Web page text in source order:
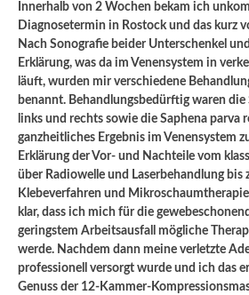
Innerhalb von 2 Wochen bekam ich
Diagnosetermin in Rostock und das kurz
Nach Sonografie beider Unterschenkel
Erklärung, was da im Venensystem in
läuft, wurden mir verschiedene
benannt. Behandlungsbedürftig waren die
links und rechts sowie die Saphena parva
ganzheitliches Ergebnis im Venensystem
Erklärung der Vor- und Nachteile vom
über Radiowelle und Laserbehandlung bis
Klebeverfahren und
klar, dass ich mich für die
geringstem Arbeitsausfall mögliche
werde. Nachdem dann meine verletzte
professionell versorgt wurde und ich das
Genuss der 12-Kammer-